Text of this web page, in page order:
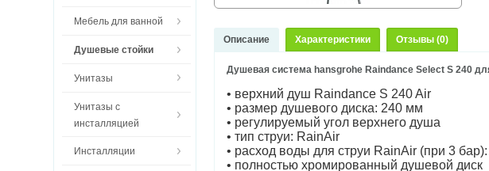
Мебель для ванной
Душевые стойки
Унитазы
Унитазы с
инсталляцией
Инсталляции
Описание Характеристики Отзывы (0)
Душевая система hansgrohe Raindance Select S 240
• верхний душ Raindance S 240 Air
• размер душевого диска: 240 мм
• регулируемый угол верхнего душа
• тип струи: RainAir
• расход воды для струи RainAir (при 3
• полностью хромированный душевой диск